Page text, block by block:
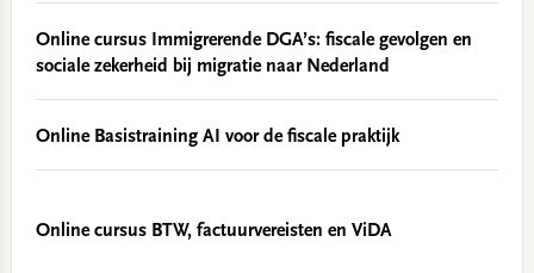
Online cursus Immigrerende DGA’s: fiscale gevolgen en
sociale zekerheid bij migratie naar Nederland
Online Basistraining AI voor de fiscale praktijk
Online cursus BTW, factuurvereisten en ViDA